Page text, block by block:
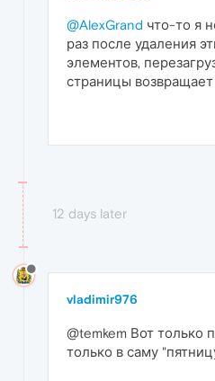
@AlexGrand что-то я
раз после удаления
элементов,
страницы возвращает
12 days later
vladimir976
@temkem Вот только
только в саму